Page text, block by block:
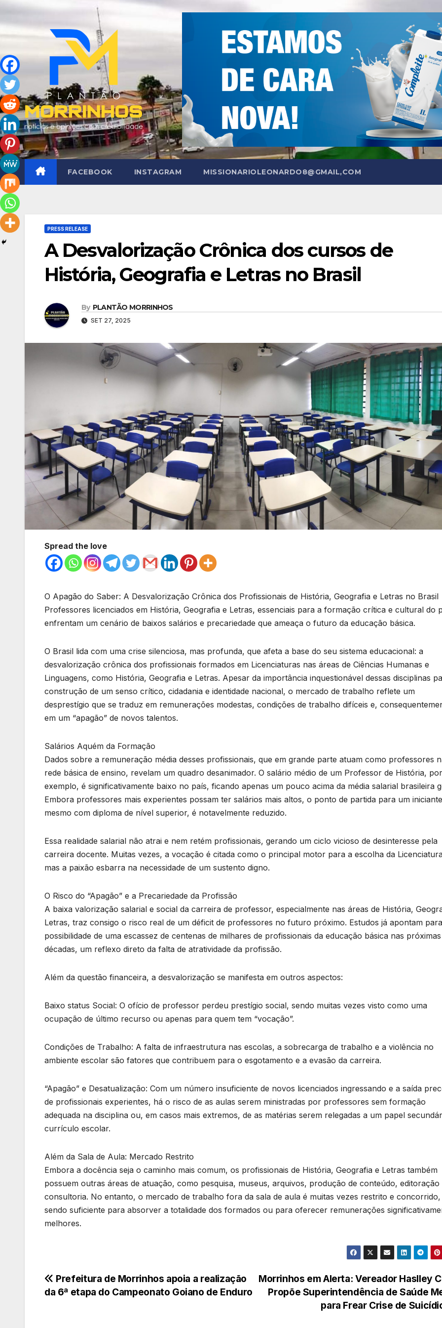
Skip
to
content
FACEBOOK INSTAGRAM MISSIONARIOLEONARDO8@GMAIL,COM
PRESS RELEASE
A Desvalorização Crônica dos cursos de
História, Geografia e Letras no Brasil
By PLANTÃO MORRINHOS
SET 27, 2025
Spread the love
O Apagão do Saber: A Desvalorização Crônica dos Profissionais de História, Geografia e Letras no Brasil
Professores licenciados em História, Geografia e Letras, essenciais para a formação crítica e cultural do
enfrentam um cenário de baixos salários e precariedade que ameaça o futuro da educação básica.
O Brasil lida com uma crise silenciosa, mas profunda, que afeta a base do seu sistema educacional: a
desvalorização crônica dos profissionais formados em Licenciaturas nas áreas de Ciências Humanas e
Linguagens, como História, Geografia e Letras. Apesar da importância inquestionável dessas disciplinas
construção de um senso crítico, cidadania e identidade nacional, o mercado de trabalho reflete um
desprestígio que se traduz em remunerações modestas, condições de trabalho difíceis e,
em um “apagão” de novos talentos.
Salários Aquém da Formação
Dados sobre a remuneração média desses profissionais, que em grande parte atuam como professores
rede básica de ensino, revelam um quadro desanimador. O salário médio de um Professor de História, por
exemplo, é significativamente baixo no país, ficando apenas um pouco acima da média salarial brasileira
Embora professores mais experientes possam ter salários mais altos, o ponto de partida para um
mesmo com diploma de nível superior, é notavelmente reduzido.
Essa realidade salarial não atrai e nem retém profissionais, gerando um ciclo vicioso de desinteresse pela
carreira docente. Muitas vezes, a vocação é citada como o principal motor para a escolha da
mas a paixão esbarra na necessidade de um sustento digno.
O Risco do “Apagão” e a Precariedade da Profissão
A baixa valorização salarial e social da carreira de professor, especialmente nas áreas de História,
Letras, traz consigo o risco real de um déficit de professores no futuro próximo. Estudos já apontam
possibilidade de uma escassez de centenas de milhares de profissionais da educação básica nas próximas
décadas, um reflexo direto da falta de atratividade da profissão.
Além da questão financeira, a desvalorização se manifesta em outros aspectos:
Baixo status Social: O ofício de professor perdeu prestígio social, sendo muitas vezes visto como uma
ocupação de último recurso ou apenas para quem tem “vocação”.
Condições de Trabalho: A falta de infraestrutura nas escolas, a sobrecarga de trabalho e a violência no
ambiente escolar são fatores que contribuem para o esgotamento e a evasão da carreira.
“Apagão” e Desatualização: Com um número insuficiente de novos licenciados ingressando e a saída
de profissionais experientes, há o risco de as aulas serem ministradas por professores sem formação
adequada na disciplina ou, em casos mais extremos, de as matérias serem relegadas a um papel
currículo escolar.
Além da Sala de Aula: Mercado Restrito
Embora a docência seja o caminho mais comum, os profissionais de História, Geografia e Letras também
possuem outras áreas de atuação, como pesquisa, museus, arquivos, produção de conteúdo, editoração
consultoria. No entanto, o mercado de trabalho fora da sala de aula é muitas vezes restrito e
sendo suficiente para absorver a totalidade dos formados ou para oferecer remunerações
melhores.
Navegação
Morrinhos em Alerta: Vereador Haslley
Propõe Superintendência de Saúde
para Frear Crise de
Prefeitura de Morrinhos apoia a realização
da 6ª etapa do Campeonato Goiano de Enduro